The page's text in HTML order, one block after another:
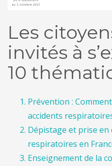
Les
invités à
10
Prévention :
accidents
Dépistage et prise en
respiratoires en
Enseignement de la